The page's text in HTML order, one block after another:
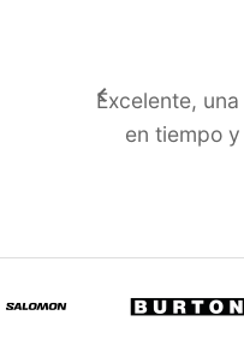
Excelente,
en tiempo
keyboard_arrow_left